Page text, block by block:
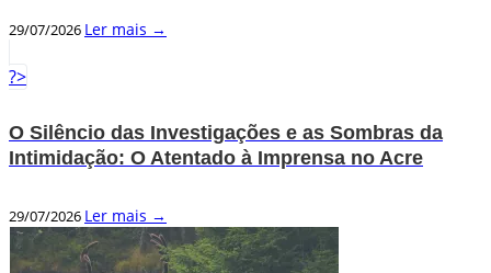
29/07/2026 Ler mais →
?>
O Silêncio das Investigações e as Sombras da
Intimidação: O Atentado à Imprensa no Acre
29/07/2026 Ler mais →